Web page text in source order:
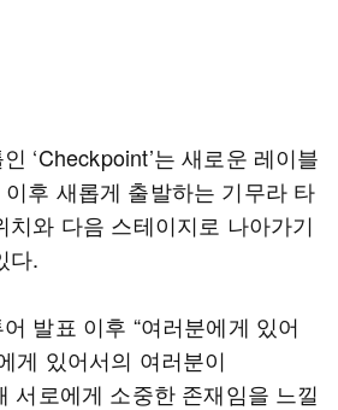
‘Checkpoint’는 새로운 레이블
이후 새롭게 출발하는 기무라 타
치와 다음 스테이지로 나아가기
다.
발표 이후 “여러분에게 있어
게 있어서의 여러분이
서로에게 소중한 존재임을 느낄